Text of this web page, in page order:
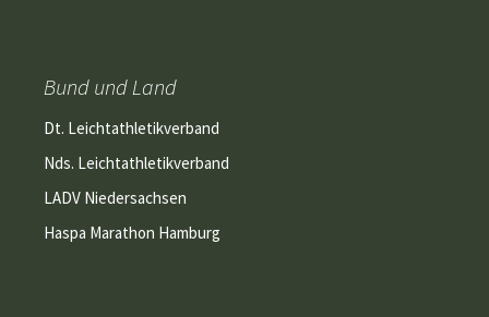
Bund und Land
Dt. Leichtathletikverband
Nds. Leichtathletikverband
LADV Niedersachsen
Haspa Marathon Hamburg